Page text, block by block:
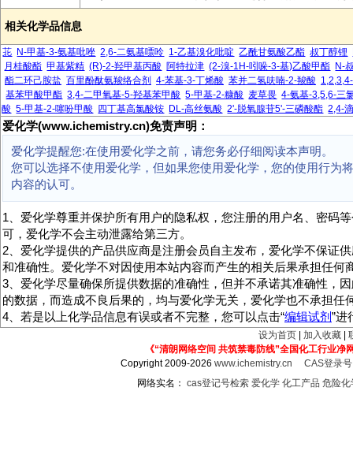
相关化学品信息
苝 N-甲基-3-氨基吡唑 2,6-二氨基嘌呤 1-乙基溴化吡啶 乙酰甘氨酸乙酯 叔丁醇锂
月桂酸酯 甲基紫精 (R)-2-羟甲基丙酸 阿特拉津 (2-溴-1H-吲哚-3-基)乙酸甲酯 N-
酯二环己胺盐 百里酚酞氨羧络合剂 4-苯基-3-丁烯酸 苯并二氢呋喃-2-羧酸
基苯甲酸甲酯 3,4-二甲氧基-5-羟基苯甲酸 5-甲基-2-糠酸 麦草畏 4-氨基-3,5,6-三
酸 5-甲基-2-噻吩甲酸 四丁基高氯酸铵 DL-高丝氨酸 2'-脱氧腺苷5'-三磷酸酯 2,4-
爱化学(www.ichemistry.cn)免责声明：
爱化学提醒您:在使用爱化学之前，请您务必仔细阅读本声明。
您可以选择不使用爱化学，但如果您使用爱化学，您的使用行为
内容的认可。
1、爱化学尊重并保护所有用户的隐私权，您注册的用户名、密码
可，爱化学不会主动泄露给第三方。
2、爱化学提供的产品供应商是注册会员自主发布，爱化学不保证
和准确性。爱化学不对因使用本站内容而产生的相关后果承担任何
3、爱化学尽量确保所提供数据的准确性，但并不承诺其准确性，
的数据，而造成不良后果的，均与爱化学无关，爱化学也不承担任
4、若是以上化学品信息有误或者不完整，您可以点击“编辑试剂”进
设为首页 加入收藏
《“清朗网络空间 共筑禁毒防线”全国化工行业净
Copyright 2009-2026www.ichemistry.cn
CAS登录
网络实名： cas登记号检索 爱化学 化工产品 危险化